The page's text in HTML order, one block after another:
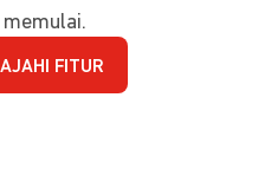
FITUR